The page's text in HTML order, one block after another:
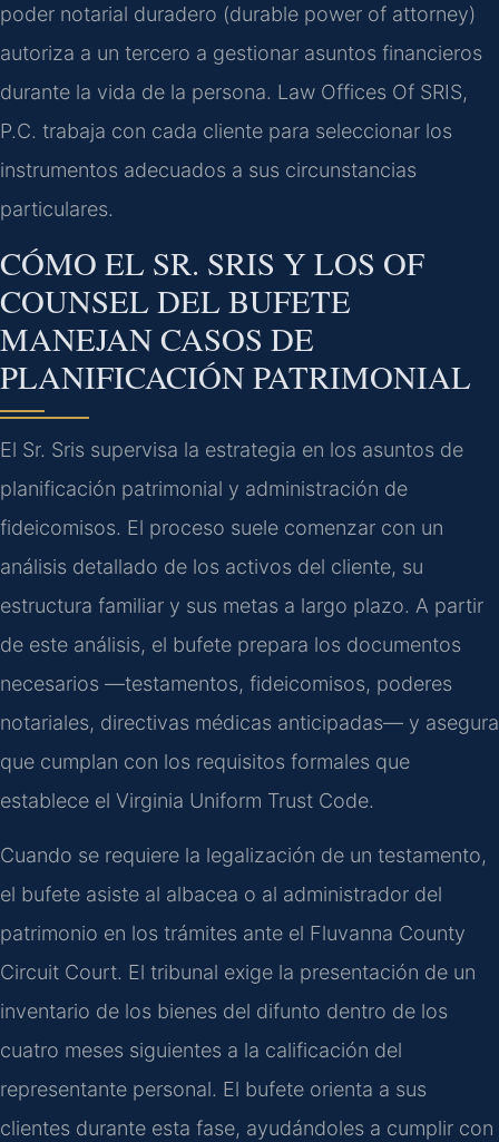
poder notarial duradero (durable power of attorney)
autoriza a un tercero a gestionar asuntos financieros
durante la vida de la persona. Law Offices Of SRIS,
P.C. trabaja con cada cliente para seleccionar los
instrumentos adecuados a sus circunstancias
particulares.
CÓMO EL SR. SRIS Y LOS OF
COUNSEL DEL BUFETE
MANEJAN CASOS DE
PLANIFICACIÓN PATRIMONIAL
El Sr. Sris supervisa la estrategia en los asuntos de
planificación patrimonial y administración de
fideicomisos. El proceso suele comenzar con un
análisis detallado de los activos del cliente, su
estructura familiar y sus metas a largo plazo. A partir
de este análisis, el bufete prepara los documentos
necesarios —testamentos, fideicomisos, poderes
notariales, directivas médicas anticipadas— y asegura
que cumplan con los requisitos formales que
establece el Virginia Uniform Trust Code.
Cuando se requiere la legalización de un testamento,
el bufete asiste al albacea o al administrador del
patrimonio en los trámites ante el Fluvanna County
Circuit Court. El tribunal exige la presentación de un
inventario de los bienes del difunto dentro de los
cuatro meses siguientes a la calificación del
representante personal. El bufete orienta a sus
clientes durante esta fase, ayudándoles a cumplir con